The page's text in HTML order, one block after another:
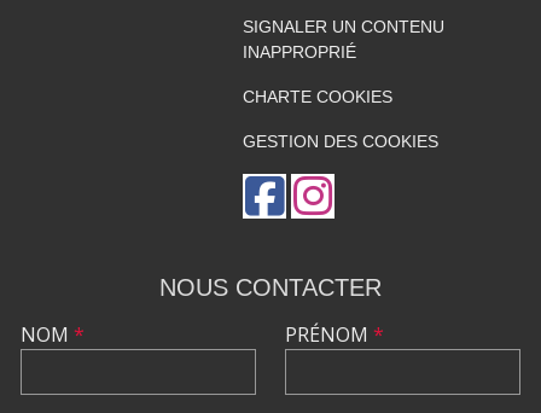
SIGNALER UN CONTENU
INAPPROPRIÉ
CHARTE COOKIES
GESTION DES COOKIES
NOUS CONTACTER
NOM * PRÉNOM *